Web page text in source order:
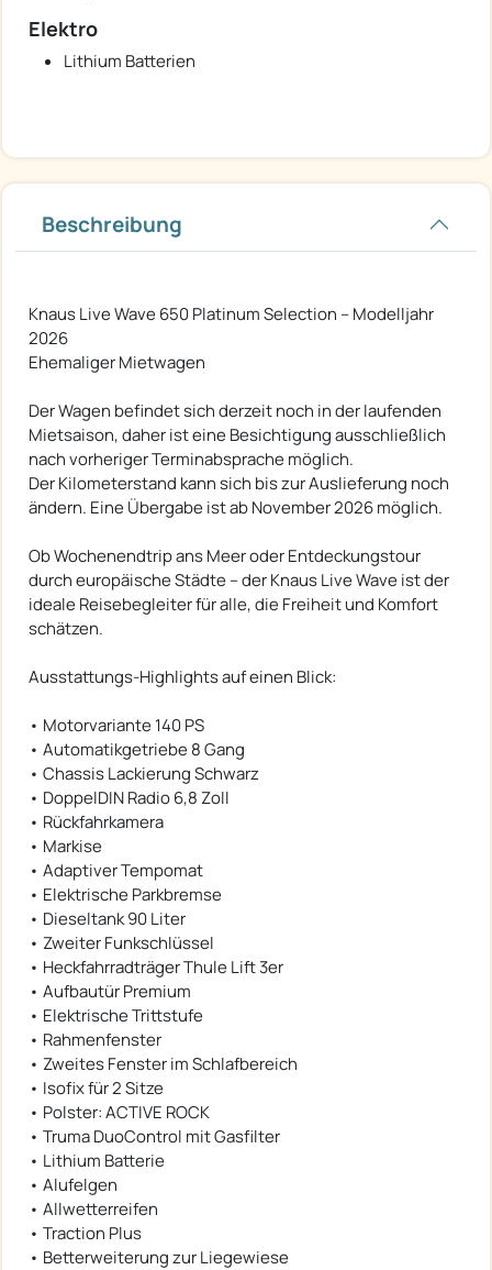
Elektro
Lithium Batterien
Beschreibung
Knaus Live Wave 650 Platinum Selection – Modelljahr
2026
Ehemaliger Mietwagen
Der Wagen befindet sich derzeit noch in der laufenden
Mietsaison, daher ist eine Besichtigung ausschließlich
nach vorheriger Terminabsprache möglich.
Der Kilometerstand kann sich bis zur Auslieferung noch
ändern. Eine Übergabe ist ab November 2026 möglich.
Ob Wochenendtrip ans Meer oder Entdeckungstour
durch europäische Städte – der Knaus Live Wave ist der
ideale Reisebegleiter für alle, die Freiheit und Komfort
schätzen.
Ausstattungs-Highlights auf einen Blick:
• Motorvariante 140 PS
• Automatikgetriebe 8 Gang
• Chassis Lackierung Schwarz
• DoppelDIN Radio 6,8 Zoll
• Rückfahrkamera
• Markise
• Adaptiver Tempomat
• Elektrische Parkbremse
• Dieseltank 90 Liter
• Zweiter Funkschlüssel
• Heckfahrradträger Thule Lift 3er
• Aufbautür Premium
• Elektrische Trittstufe
• Rahmenfenster
• Zweites Fenster im Schlafbereich
• Isofix für 2 Sitze
• Polster: ACTIVE ROCK
• Truma DuoControl mit Gasfilter
• Lithium Batterie
• Alufelgen
• Allwetterreifen
• Traction Plus
• Betterweiterung zur Liegewiese